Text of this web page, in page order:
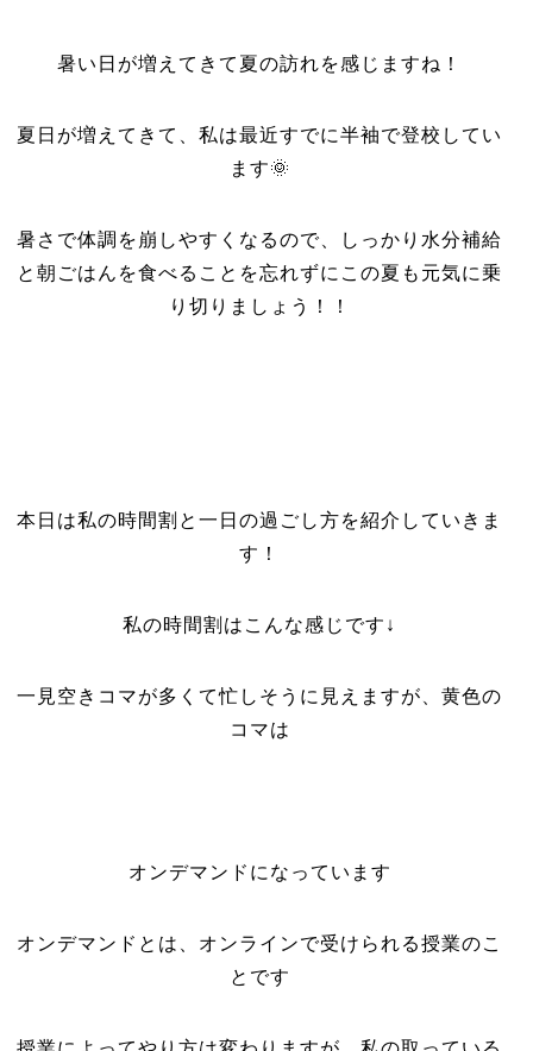
暑い日が増えてきて夏の訪れを感じますね！
夏日が増えてきて、私は最近すでに半袖で登校してい
ます🌞
暑さで体調を崩しやすくなるので、しっかり水分補給
と朝ごはんを食べることを忘れずにこの夏も元気に乗
り切りましょう！！
本日は私の時間割と一日の過ごし方を紹介していきま
す！
私の時間割はこんな感じです↓
一見空きコマが多くて忙しそうに見えますが、黄色の
コマは
オンデマンドになっています
オンデマンドとは、オンラインで受けられる授業のこ
とです